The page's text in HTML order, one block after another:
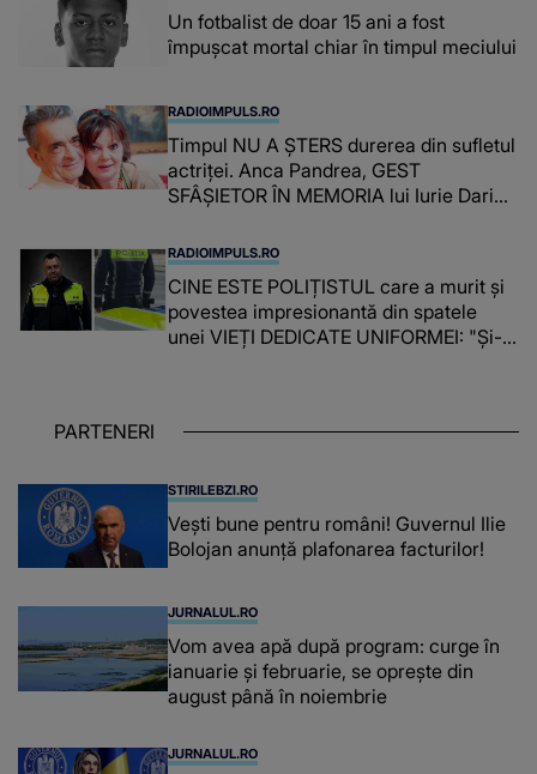
Un fotbalist de doar 15 ani a fost
împușcat mortal chiar în timpul meciului
RADIOIMPULS.RO
Timpul NU A ȘTERS durerea din sufletul
actriței. Anca Pandrea, GEST
SFÂȘIETOR ÎN MEMORIA lui Iurie Darie:
timpul parcă..."
RADIOIMPULS.RO
CINE ESTE POLIȚISTUL care a murit și
povestea impresionantă din spatele
unei VIEȚI DEDICATE UNIFORMEI: "Și-a
PARTENERI
STIRILEBZI.RO
Vești bune pentru români! Guvernul Ilie
Bolojan anunță plafonarea facturilor!
JURNALUL.RO
Vom avea apă după program: curge în
ianuarie și februarie, se oprește din
august până în noiembrie
JURNALUL.RO